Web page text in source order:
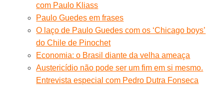
com Paulo Kliass
Paulo Guedes em frases
O laço de Paulo Guedes com os ‘Chicago boys’
do Chile de Pinochet
Economia: o Brasil diante da velha ameaça
Austericídio não pode ser um fim em si mesmo.
Entrevista especial com Pedro Dutra Fonseca